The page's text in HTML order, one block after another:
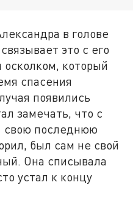
в голове
это с его
который
спасения
появились
замечать, что с
свою последнюю
был сам не свой
Она списывала
устал к концу